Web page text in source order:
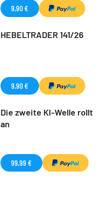
9,90 €
HEBELTRADER 141/26
9,90 €
Die zweite KI-Welle rollt
an
99,99 €